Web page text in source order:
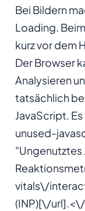
Bei Bildern
Loading.
kurz vor dem
Der Browser
Analysieren
tatsächlich
JavaScript.
unused-
vitals\/
(INP)[\/